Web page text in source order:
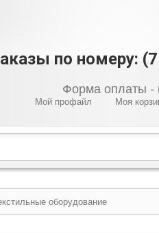
по номеру:
Форма оплаты -
Мой профайл Моя
оборудование